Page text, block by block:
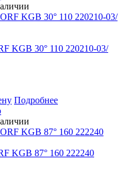
KGB 30° 110 220210-03/
Подробнее
KGB 87° 160 222240